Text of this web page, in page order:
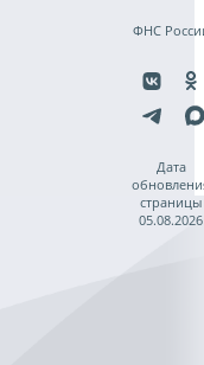
ФНС
Дата
страницы
05.08.2026